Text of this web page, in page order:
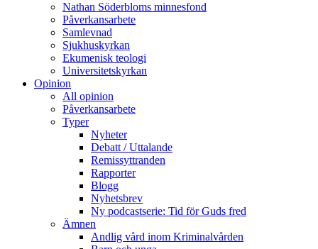
Nathan Söderbloms minnesfond
Påverkansarbete
Samlevnad
Sjukhuskyrkan
Ekumenisk teologi
Universitetskyrkan
Opinion
All opinion
Påverkansarbete
Typer
Nyheter
Debatt / Uttalande
Remissyttranden
Rapporter
Blogg
Nyhetsbrev
Ny podcastserie: Tid för Guds fred
Ämnen
Andlig vård inom Kriminalvården